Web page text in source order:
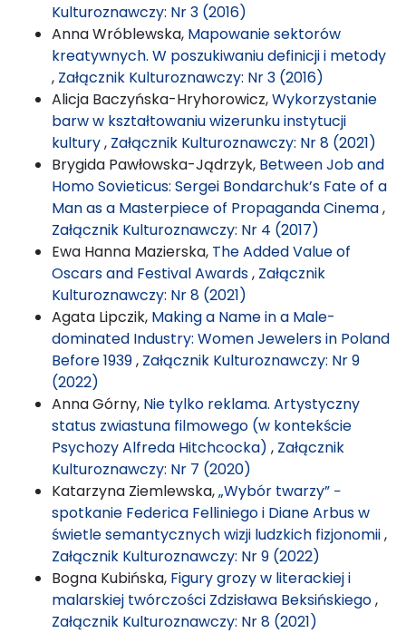
Kulturoznawczy: Nr 3 (2016)
Anna Wróblewska, Mapowanie sektorów
kreatywnych. W poszukiwaniu definicji i metody
, Załącznik Kulturoznawczy: Nr 3 (2016)
Alicja Baczyńska-Hryhorowicz,Wykorzystanie
barw w kształtowaniu wizerunku instytucji
kultury, Załącznik Kulturoznawczy: Nr 8 (2021)
Brygida Pawłowska-Jądrzyk, Between Job and
Homo Sovieticus: Sergei Bondarchuk’s Fate of a
Man as a Masterpiece of Propaganda Cinema,
Załącznik Kulturoznawczy: Nr 4 (2017)
Ewa Hanna Mazierska, The Added Value of
Oscars and Festival Awards, Załącznik
Kulturoznawczy: Nr 8 (2021)
Agata Lipczik, Making a Name in a Male-
dominated Industry: Women Jewelers in Poland
Before 1939, Załącznik Kulturoznawczy: Nr 9
(2022)
Anna Górny, Nie tylko reklama. Artystyczny
status zwiastuna filmowego (w kontekście
Psychozy Alfreda Hitchcocka) , Załącznik
Kulturoznawczy: Nr 7 (2020)
Katarzyna Ziemlewska,„Wybór twarzy” −
spotkanie Federica Felliniego i Diane Arbus w
świetle semantycznych wizji ludzkich fizjonomii,
Załącznik Kulturoznawczy: Nr 9 (2022)
Bogna Kubińska, Figury grozy w literackiej i
malarskiej twórczości Zdzisława Beksińskiego,
Załącznik Kulturoznawczy: Nr 8 (2021)